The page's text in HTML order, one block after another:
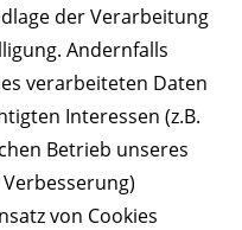
der Verarbeitung
Andernfalls
verarbeiteten Daten
Interessen (z.B.
Betrieb unseres
von Cookies